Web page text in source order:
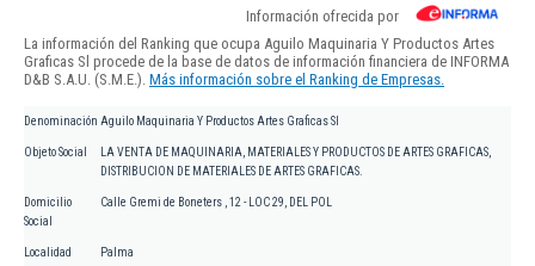
Información ofrecida por
La información del Ranking que ocupa Aguilo Maquinaria Y Productos Artes
Graficas Sl procede de la base de datos de información financiera de INFORMA
D&B S.A.U. (S.M.E.). Más información sobre el Ranking de Empresas.
Denominación Aguilo Maquinaria Y Productos Artes Graficas Sl
Objeto Social
LA VENTA DE MAQUINARIA, MATERIALES Y PRODUCTOS DE ARTES GRAFICAS,
DISTRIBUCION DE MATERIALES DE ARTES GRAFICAS.
Domicilio
Social
Calle Gremi de Boneters , 12 - LOC 29, DEL POL
Localidad Palma